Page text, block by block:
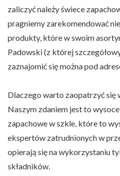
zaliczyć należy świece
pragniemy zarekomendować
produkty, które w swoim
Padowski (z której
zaznajomić się można pod
Dlaczego warto zaopatrzyć się
Naszym zdaniem jest to
zapachowe w szkle, które to
ekspertów zatrudnionych w
opierają się na wykorzystaniu
składników.